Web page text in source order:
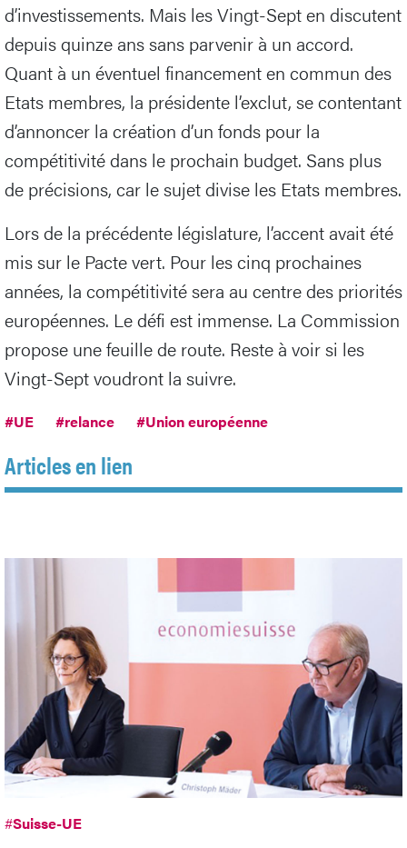
d’investissements. Mais les Vingt-Sept en discutent
depuis quinze ans sans parvenir à un accord.
Quant à un éventuel financement en commun des
Etats membres, la présidente l’exclut, se contentant
d’annoncer la création d’un fonds pour la
compétitivité dans le prochain budget. Sans plus
de précisions, car le sujet divise les Etats membres.
Lors de la précédente législature, l’accent avait été
mis sur le Pacte vert. Pour les cinq prochaines
années, la compétitivité sera au centre des priorités
européennes. Le défi est immense. La Commission
propose une feuille de route. Reste à voir si les
Vingt-Sept voudront la suivre.
#UE #relance #Union européenne
Articles en lien
#Suisse-UE